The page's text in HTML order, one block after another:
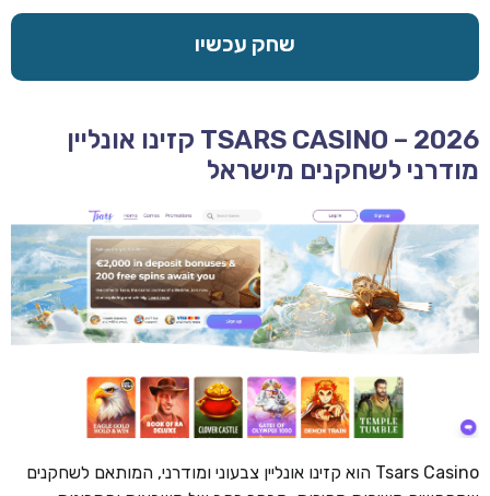
שחק עכשיו
TSARS CASINO – 2026 קזינו אונליין
מודרני לשחקנים מישראל
Tsars Casino הוא קזינו אונליין צבעוני ומודרני, המותאם לשחקנים